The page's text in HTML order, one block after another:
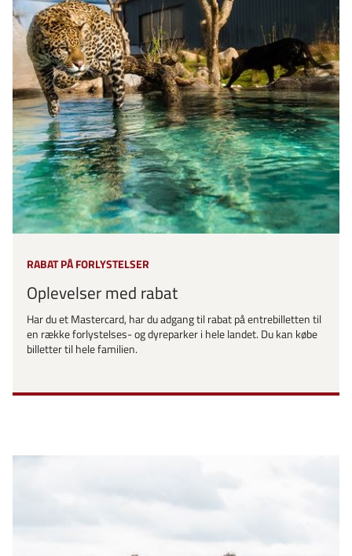
RABAT PÅ FORLYSTELSER
Oplevelser med rabat
Har du et Mastercard, har du adgang til rabat på entrebilletten til
en række forlystelses- og dyreparker i hele landet. Du kan købe
billetter til hele familien.